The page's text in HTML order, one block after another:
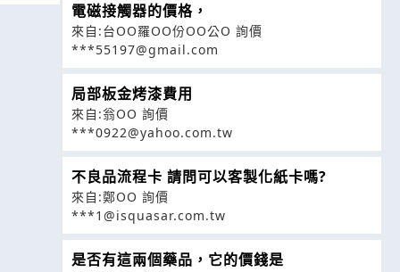
電磁接觸器的價格，
來自:台OO羅OO份OO公O 詢價
***55197@gmail.com
局部板金烤漆費用
來自:翁OO 詢價
***0922@yahoo.com.tw
不良品流程卡 請問可以客製化紙卡嗎?
來自:鄭OO 詢價
***1@isquasar.com.tw
是否有這兩個藥品，它的價錢是